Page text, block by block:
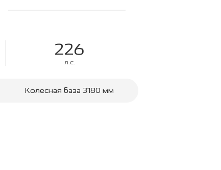
226
л.с.
Колесная база 3180 мм